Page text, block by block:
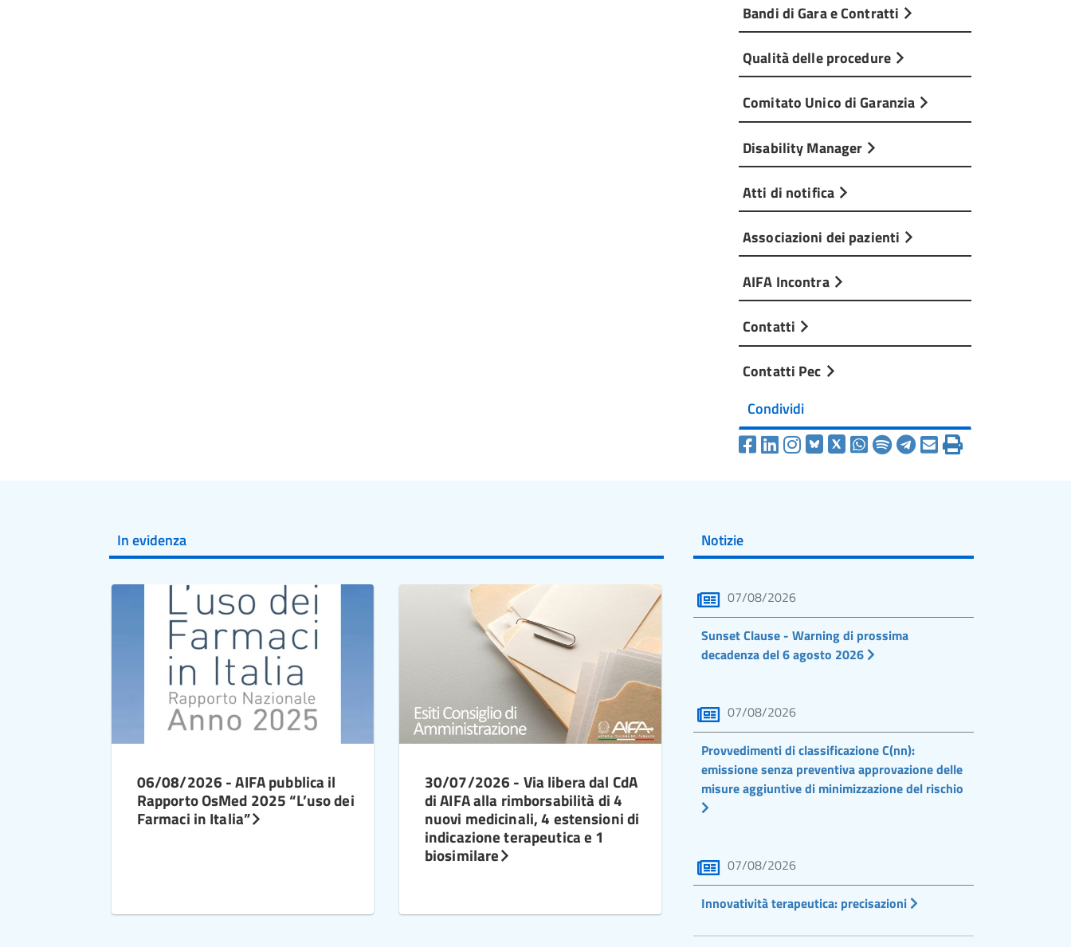
Bandi di Gara e Contratti
Qualità delle procedure
Comitato Unico di Garanzia
Disability Manager
Atti di notifica
Associazioni dei pazienti
AIFA Incontra
Contatti
Contatti Pec
Condividi
In evidenza
06/08/2026 - AIFA pubblica il
Rapporto OsMed 2025 “L’uso dei
Farmaci in Italia”
30/07/2026 - Via libera dal CdA
di AIFA alla rimborsabilità di 4
nuovi medicinali, 4 estensioni di
indicazione terapeutica e 1
biosimilare
Notizie
07/08/2026
Sunset Clause - Warning di prossima
decadenza del 6 agosto 2026
07/08/2026
Provvedimenti di classificazione C(nn):
emissione senza preventiva approvazione delle
misure aggiuntive di minimizzazione del rischio
07/08/2026
Innovatività terapeutica: precisazioni